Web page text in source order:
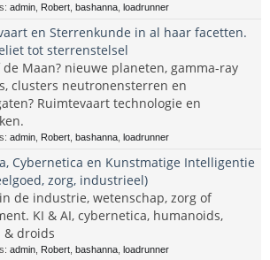
admin Robert bashanna loadrunner
en Sterrenkunde in al haar facetten.
tot sterrenstelsel
de Maan? nieuwe planeten, gamma-ray
clusters neutronensterren en
Ruimtevaart technologie en
admin Robert bashanna loadrunner
Cybernetica en Kunstmatige Intelligentie
zorg, industrieel)
de industrie, wetenschap, zorg of
KI & AI, cybernetica, humanoids,
& droids
admin Robert bashanna loadrunner